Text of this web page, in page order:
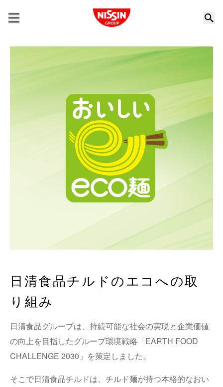
Nissin Group
日清食品チルドのエコへの取
り組み
日清食品グループは、持続可能な社会の実現と企業価値
の向上を目指したグループ環境戦略「EARTH FOOD
CHALLENGE 2030」を策定しました。
そこで日清食品チルドは、チルド麺が持つ本格的なおい